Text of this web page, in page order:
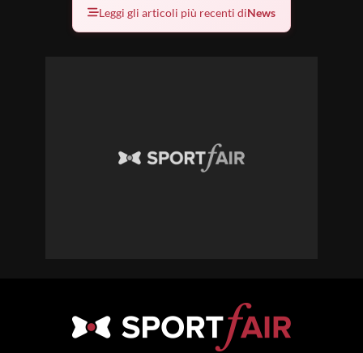
Leggi gli articoli più recenti diNews